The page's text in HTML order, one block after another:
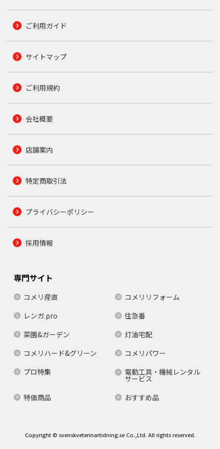
ご利用ガイド
サイトマップ
ご利用規約
会社概要
店舗案内
特定商取引法
プライバシーポリシー
採用情報
専門サイト
コメリ産直
コメリリフォーム
レンガ.pro
住急番
菜園&ガーデン
灯油宅配
コメリハード&グリーン
コメリパワー
プロ特集
電動工具・機械レンタル
サービス
特価商品
おすすめ品
Copyright © svenskveterinartidning.se Co.,Ltd. All rights reserved.